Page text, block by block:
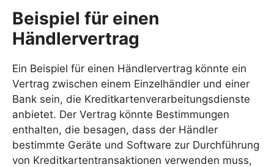
Beispiel für einen
Händlervertrag
Ein Beispiel für einen Händlervertrag könnte ein
Vertrag zwischen einem Einzelhändler und einer
Bank sein, die Kreditkartenverarbeitungsdienste
anbietet. Der Vertrag könnte Bestimmungen
enthalten, die besagen, dass der Händler
bestimmte Geräte und Software zur Durchführung
von Kreditkartentransaktionen verwenden muss,